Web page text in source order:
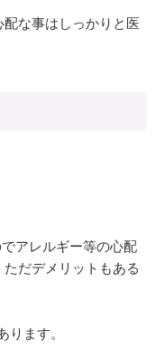
な事はしっかりと医
アレルギー等の心配
だデメリットもある
ます。